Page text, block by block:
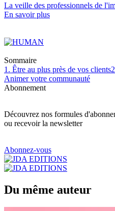
La veille des professionnels de
En savoir plus
Sommaire
1. Être au plus près de vos clients
Animer votre communauté
Abonnement
Découvrez nos formules
ou recevoir la newsletter
Abonnez-vous
Du même auteur